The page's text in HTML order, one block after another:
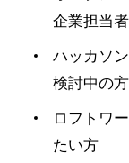
企業担当者
ハッカソ
検討中の方
ロフトワ
たい方